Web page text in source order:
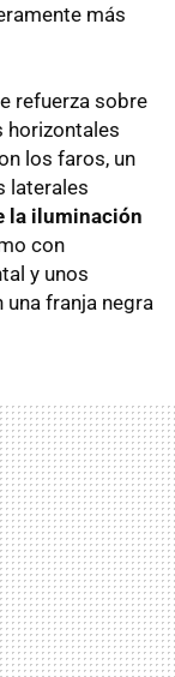
más
refuerza sobre
horizontales
los faros, un
laterales
la iluminación
con
y unos
franja negra